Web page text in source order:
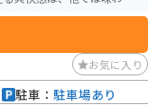
撮影を行うことも可能で
意した方が良いです。 注
海ギリギリのところはタ
箇所を走るようにしまし
お気に入り
駐車： 駐車場あり